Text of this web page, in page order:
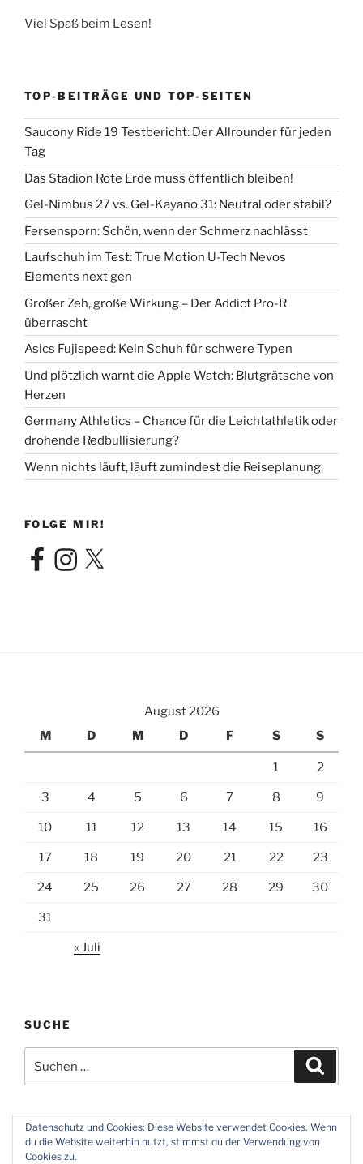
Viel Spaß beim Lesen!
TOP-BEITRÄGE UND TOP-SEITEN
Saucony Ride 19 Testbericht: Der Allrounder für jeden
Tag
Das Stadion Rote Erde muss öffentlich bleiben!
Gel-Nimbus 27 vs. Gel-Kayano 31: Neutral oder stabil?
Fersensporn: Schön, wenn der Schmerz nachlässt
Laufschuh im Test: True Motion U-Tech Nevos
Elements next gen
Großer Zeh, große Wirkung – Der Addict Pro-R
überrascht
Asics Fujispeed: Kein Schuh für schwere Typen
Und plötzlich warnt die Apple Watch: Blutgrätsche von
Herzen
Germany Athletics – Chance für die Leichtathletik oder
drohende Redbullisierung?
Wenn nichts läuft, läuft zumindest die Reiseplanung
FOLGE MIR!
FacebookInstagram
X
August 2026
M
D M D F S S
1 2
3 4 5 6 7 8 9
10 11 12 13 14 15 16
17 18 19 20 21 22 23
24 25 26 27 28 29 30
31
« Juli
SUCHE
nach:
Twitter
Datenschutz und Cookies: Diese Website verwendet Cookies. Wenn
du die Website weiterhin nutzt, stimmst du der Verwendung von
Cookies zu.